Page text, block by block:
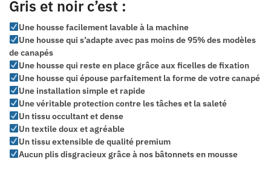
Gris et noir c’est :
Une housse facilement lavable à la machine
Une housse qui s’adapte avec pas moins de 95% des modèles
de canapés
Une housse qui reste en place grâce aux ficelles de fixation
Une housse qui épouse parfaitement la forme de votre canapé
Une installation simple et rapide
Une véritable protection contre les tâches et la saleté
Un tissu occultant et dense
Un textile doux et agréable
Un tissu extensible de qualité premium
Aucun plis disgracieux grâce à nos bâtonnets en mousse